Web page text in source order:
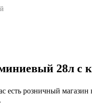
28л с
есть розничный магазин